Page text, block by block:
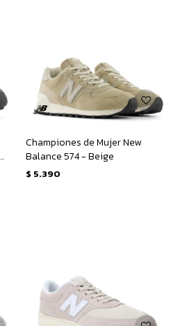
Championes de Mujer New
Balance 574 - Beige
$ 5.390